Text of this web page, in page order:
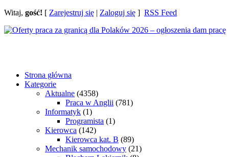
Witaj, gość! [ Zarejestruj się | Zaloguj się ] RSS Feed
Strona główna
Kategorie
Aktualne (4358)
Praca w Anglii (781)
Informatyk (1)
Programista (1)
Kierowca (142)
Kierowca kat. B (89)
Mechanik samochodowy (21)